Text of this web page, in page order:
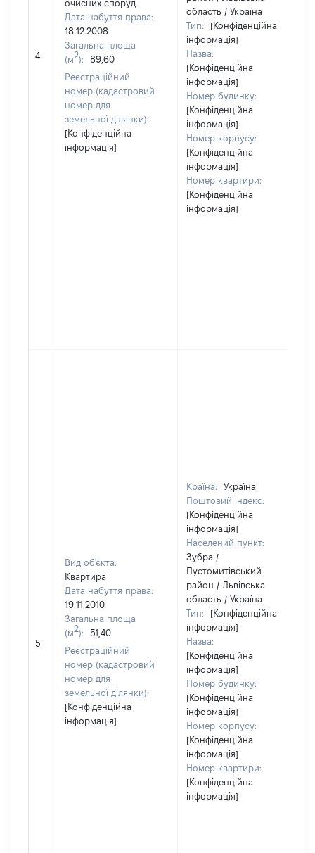
4
очисних споруд
Дата набуття права:
18.12.2008
Загальна площа
(м2):
89,60
Реєстраційний
номер (кадастровий
номер для
земельної ділянки):
[Конфіденційна
інформація]
область / Україна
Тип:
[Конфіденційна
інформація]
Назва:
[Конфіденційна
інформація]
Номер будинку:
[Конфіденційна
інформація]
Номер корпусу:
[Конфіденційна
інформація]
Номер квартири:
[Конфіденційна
інформація]
5
Вид об'єкта:
Квартира
Дата набуття права:
19.11.2010
Загальна площа
(м2):
51,40
Реєстраційний
номер (кадастровий
номер для
земельної ділянки):
[Конфіденційна
інформація]
Країна:
Україна
Поштовий індекс:
[Конфіденційна
інформація]
Населений пункт:
Зубра /
Пустомитівський
район / Львівська
область / Україна
Тип:
[Конфіденційна
інформація]
Назва:
[Конфіденційна
інформація]
Номер будинку:
[Конфіденційна
інформація]
Номер корпусу:
[Конфіденційна
інформація]
Номер квартири:
[Конфіденційна
інформація]